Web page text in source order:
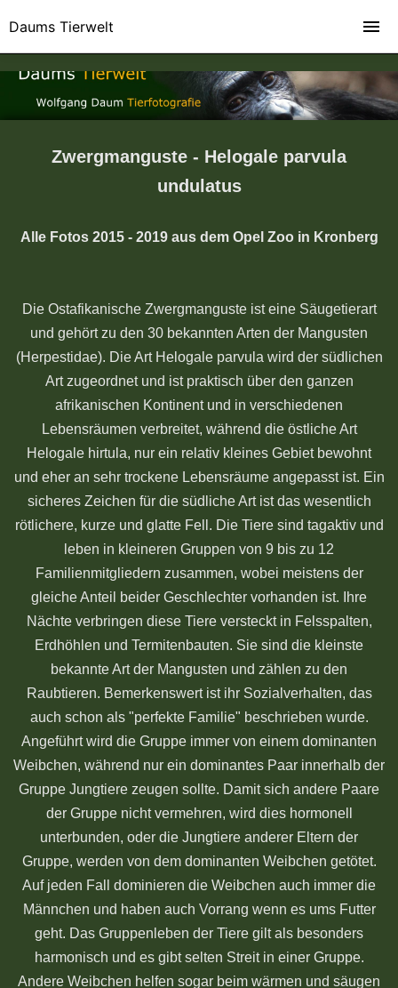
Zwergmanguste - Helogale parvula
undulatus
Alle Fotos 2015 - 2019 aus dem Opel Zoo in Kronberg
Die Ostafikanische Zwergmanguste ist eine Säugetierart
und gehört zu den 30 bekannten Arten der Mangusten
(Herpestidae). Die Art Helogale parvula wird der südlichen
Art zugeordnet und ist praktisch über den ganzen
afrikanischen Kontinent und in verschiedenen
Lebensräumen verbreitet, während die östliche Art
Helogale hirtula, nur ein relativ kleines Gebiet bewohnt
und eher an sehr trockene Lebensräume angepasst ist. Ein
sicheres Zeichen für die südliche Art ist das wesentlich
rötlichere, kurze und glatte Fell. Die Tiere sind tagaktiv und
leben in kleineren Gruppen von 9 bis zu 12
Familienmitgliedern zusammen, wobei meistens der
gleiche Anteil beider Geschlechter vorhanden ist. Ihre
Nächte verbringen diese Tiere versteckt in Felsspalten,
Erdhöhlen und Termitenbauten. Sie sind die kleinste
bekannte Art der Mangusten und zählen zu den
Raubtieren. Bemerkenswert ist ihr Sozialverhalten, das
auch schon als "perfekte Familie" beschrieben wurde.
Angeführt wird die Gruppe immer von einem dominanten
Weibchen, während nur ein dominantes Paar innerhalb der
Gruppe Jungtiere zeugen sollte. Damit sich andere Paare
der Gruppe nicht vermehren, wird dies hormonell
unterbunden, oder die Jungtiere anderer Eltern der
Gruppe, werden von dem dominanten Weibchen getötet.
Auf jeden Fall dominieren die Weibchen auch immer die
Männchen und haben auch Vorrang wenn es ums Futter
geht. Das Gruppenleben der Tiere gilt als besonders
harmonisch und es gibt selten Streit in einer Gruppe.
Andere Weibchen helfen sogar beim wärmen und säugen
Daums Tierwelt